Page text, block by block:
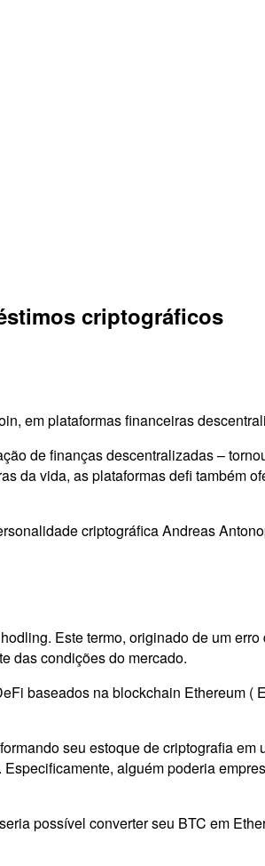
criptográficos
em plataformas financeiras
de finanças descentralizadas –
da vida, as plataformas defi também
criptográfica Andreas
Este termo, originado de um
das condições do mercado.
baseados na blockchain Ethereum (
seu estoque de criptografia
alguém poderia
possível converter seu BTC em